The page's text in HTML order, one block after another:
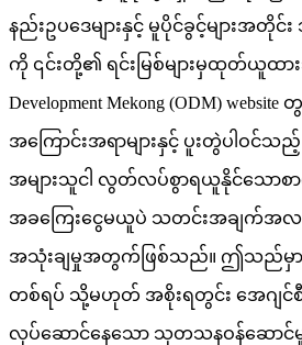
နည်းဥပဒေများနှင့် မူပိုင်ခွင့်များအတိုင်း
ကို ၎င်းတို့၏ ရင်းမြစ်များမှထုတ်ယူထား
Development Mekong (ODM)
အကြောင်းအရာများနှင့် ပူးတွဲပါဝင်သည့်
အများသူငါ လွတ်လပ်စွာရယူနိုင်သောစာတ
အခကြေးငွေမယူပဲ သတင်းအချက်
အသုံးချမှုအတွက်ဖြစ်သည်။ ဤသည်မှ
တစ်ရပ် သို့မဟုတ် အစိုးရတွင်း အေဂျင်စီတ
လုပ်ဆောင်နေသော သုတသနဝန်ဆောင်